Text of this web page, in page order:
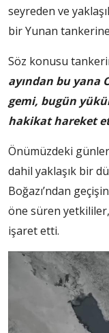
seyreden ve
bir Yunan
Söz konusu
ayından bu yana
gemi, bugün
hakikat hareket
Önümüzdeki
dahil yaklaşık bir
Boğazı’ndan
öne süren yetkililer,
işaret etti.